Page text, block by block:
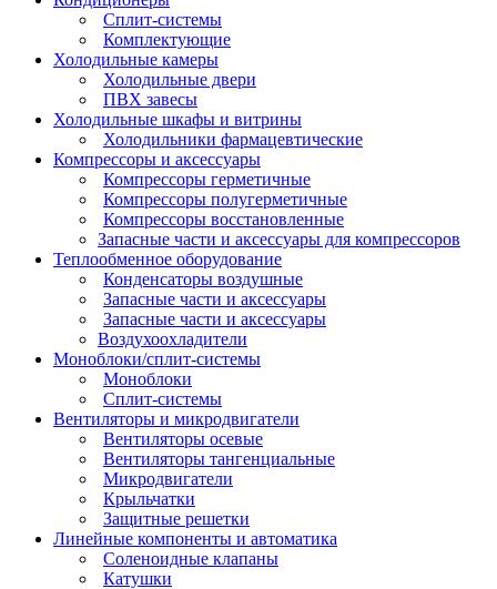
Сплит-системы
Комплектующие
Холодильные камеры
Холодильные двери
ПВХ завесы
Холодильные шкафы и витрины
Холодильники фармацевтические
Компрессоры и аксессуары
Компрессоры герметичные
Компрессоры полугерметичные
Компрессоры восстановленные
Запасные части и аксессуары для компрессоров
Теплообменное оборудование
Конденсаторы воздушные
Запасные части и аксессуары
Запасные части и аксессуары
Воздухоохладители
Моноблоки/сплит-системы
Моноблоки
Сплит-системы
Вентиляторы и микродвигатели
Вентиляторы осевые
Вентиляторы тангенциальные
Микродвигатели
Крыльчатки
Защитные решетки
Линейные компоненты и автоматика
Соленоидные клапаны
Катушки